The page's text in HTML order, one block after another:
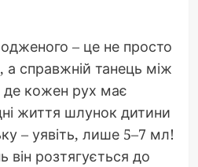
– це не просто
а справжній танець між
кожен рух має
життя шлунок дитини
– уявіть, лише 5–7 мл!
розтягується до